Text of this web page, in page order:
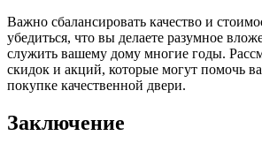
Важно сбалансировать качество и
убедиться, что вы делаете разумное
служить вашему дому многие годы.
скидок и акций, которые могут помочь
покупке качественной двери.
Заключение